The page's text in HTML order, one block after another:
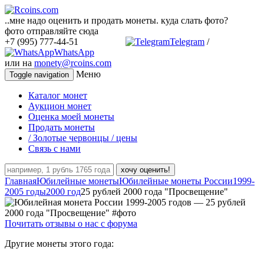
..мне надо оценить и продать монеты. куда слать фото?
фото отправляйте сюда
+7 (995) 777-44-51
Telegram /
WhatsApp
или на monety@rcoins.com
Toggle navigation Меню
Каталог монет
Аукцион монет
Оценка моей монеты
Продать монеты
/ Золотые червонцы / цены
Связь с нами
хочу оценить!
ГлавнаяЮбилейные монетыЮбилейные монеты России1999-
2005 годы2000 год25 рублей 2000 года "Просвещение"
Почитать отзывы о нас с форума
Другие монеты этого года: